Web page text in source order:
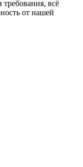
всё
от нашей